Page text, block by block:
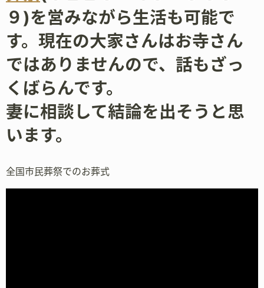
９)を営みながら生活も可能で
す。現在の大家さんはお寺さん
ではありませんので、話もざっ
くばらんです。
妻に相談して結論を出そうと思
います。
全国市民葬祭でのお葬式